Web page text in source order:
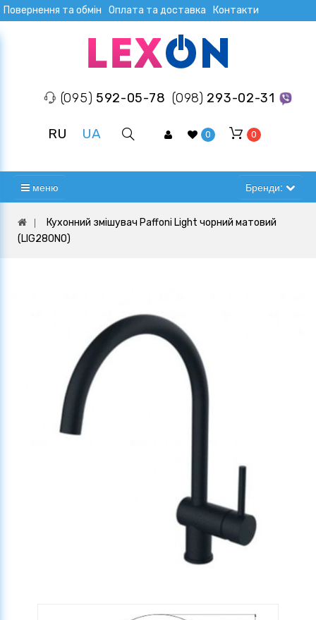
Повернення та обмін Оплата та доставка Контакти
(095) 592-05-78 (098) 293-02-31
RU UA 0 0
меню Бренди:
Кухонний змішувач Paffoni Light чорний матовий
(LIG280NO)